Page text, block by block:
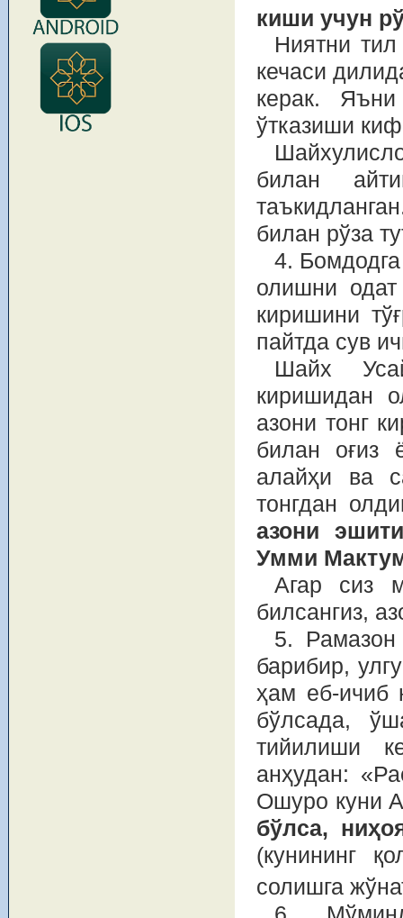
киши учун
Ниятни
кечаси
керак.
ўтказиши
билан
билан рўза
4. Бомдодга
олишни
киришини
пайтда сув
Шайх
киришидан
азони тонг
билан оғиз
алайҳи ва
тонгдан
азони
Умми Мактум
Агар сиз
билсангиз,
5. Рамазон
барибир,
ҳам еб-ичиб
бўлсада,
тийилиши
анҳудан:
Ошуро куни
бўлса,
(кунининг
солишга